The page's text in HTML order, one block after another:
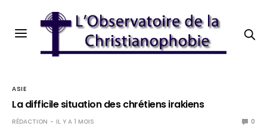
ASIE
La difficile situation des chrétiens irakiens
RÉDACTION IL Y A 1 MOIS 0